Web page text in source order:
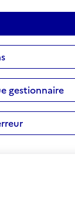
gestionnaire